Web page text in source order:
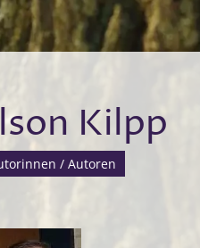
Kilpp
/ Autoren